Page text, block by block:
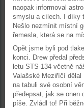
naopak informoval
smyslu a cílech. I díky
Nešlo nezmínit místní
řemesla, která se na
Opět jsme byli pod
konci. Drew předal
letu STS-134 včetně
Valašské Meziříčí dělal
na tabuli své osobní
předepsat, jak se
píše. Zvládl to! Při